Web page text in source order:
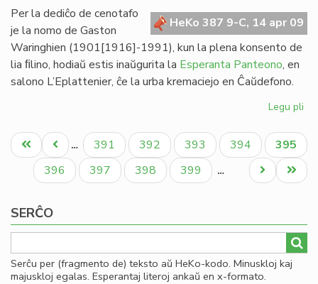
HeKo 387 9-C, 14 apr 09
Per la dediĉo de cenotafo
je la nomo de Gaston
Waringhien (1901[1916]-1991), kun la plena konsento de
lia ﬁlino, hodiaŭ estis inaŭgurita la Esperanta Panteono, en
salono L’Eplattenier, ĉe la urba kremaciejo en Ĉaŭdefono.
Legu pli
Pagination
Unua
paĝo
Antaŭa
paĝo
… Paĝo
391 Paĝo
392 Paĝo
393 Paĝo
394
Aktuala
paĝo
395
Paĝo
396 Paĝo
397 Paĝo
398 Paĝo
399 …
Last
page
Next
page
SERĈO
Serĉu per (fragmento de) teksto aŭ HeKo-kodo. Minuskloj kaj
majuskloj egalas. Esperantaj literoj ankaŭ en x-formato.